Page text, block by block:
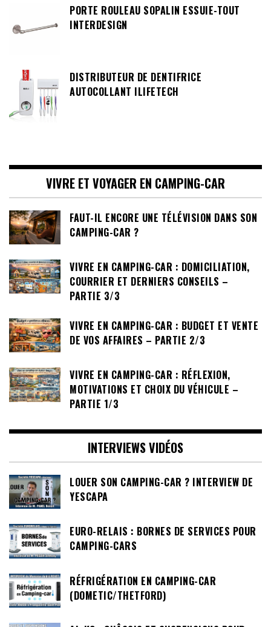
PORTE ROULEAU SOPALIN ESSUIE-TOUT
INTERDESIGN
DISTRIBUTEUR DE DENTIFRICE
AUTOCOLLANT ILIFETECH
VIVRE ET VOYAGER EN CAMPING-CAR
FAUT-IL ENCORE UNE TÉLÉVISION DANS SON
CAMPING-CAR ?
VIVRE EN CAMPING-CAR : DOMICILIATION,
COURRIER ET DERNIERS CONSEILS –
PARTIE 3/3
VIVRE EN CAMPING-CAR : BUDGET ET VENTE
DE VOS AFFAIRES – PARTIE 2/3
VIVRE EN CAMPING-CAR : RÉFLEXION,
MOTIVATIONS ET CHOIX DU VÉHICULE –
PARTIE 1/3
INTERVIEWS VIDÉOS
LOUER SON CAMPING-CAR ? INTERVIEW DE
YESCAPA
EURO-RELAIS : BORNES DE SERVICES POUR
CAMPING-CARS
RÉFRIGÉRATION EN CAMPING-CAR
(DOMETIC/THETFORD)